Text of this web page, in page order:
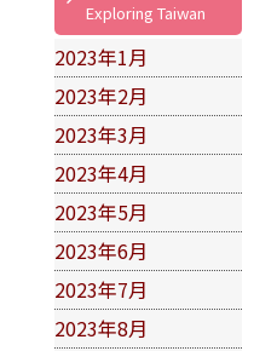
2023年1月
2023年2月
2023年3月
2023年4月
2023年5月
2023年6月
2023年7月
2023年8月